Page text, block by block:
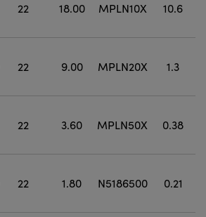
22 18.00 MPLN10X 10.6
22 9.00 MPLN20X 1.3
22 3.60 MPLN50X 0.38
22 1.80 N5186500 0.21